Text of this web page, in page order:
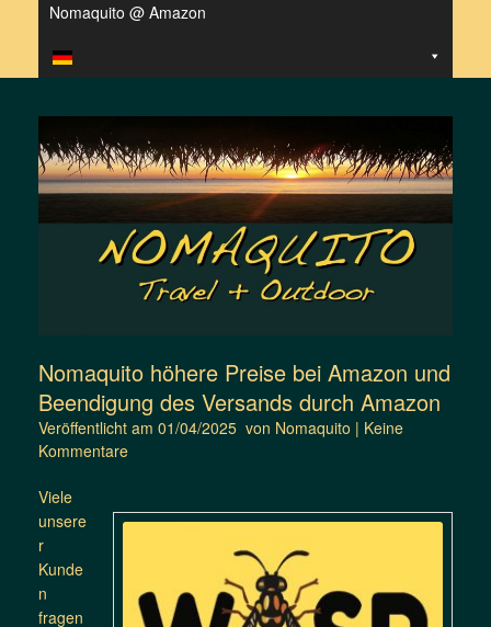
Nomaquito @ Amazon
Nomaquito höhere Preise bei Amazon und
Beendigung des Versands durch Amazon
Veröffentlicht am 01/04/2025 von Nomaquito | Keine
Kommentare
Viele
unsere
r
Kunde
n
fragen